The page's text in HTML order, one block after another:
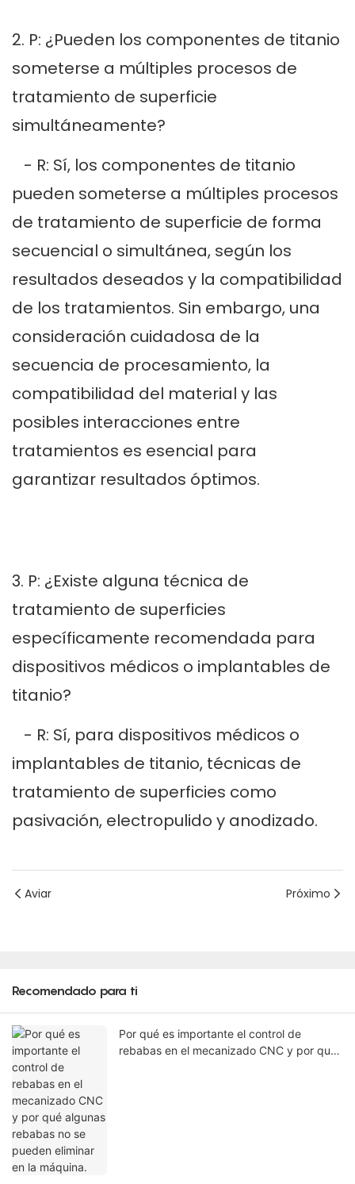
2. P: ¿Pueden los componentes de titanio
someterse a múltiples procesos de
tratamiento de superficie
simultáneamente?
- R: Sí, los componentes de titanio
pueden someterse a múltiples procesos
de tratamiento de superficie de forma
secuencial o simultánea, según los
resultados deseados y la compatibilidad
de los tratamientos. Sin embargo, una
consideración cuidadosa de la
secuencia de procesamiento, la
compatibilidad del material y las
posibles interacciones entre
tratamientos es esencial para
garantizar resultados óptimos.
3. P: ¿Existe alguna técnica de
tratamiento de superficies
específicamente recomendada para
dispositivos médicos o implantables de
titanio?
- R: Sí, para dispositivos médicos o
implantables de titanio, técnicas de
tratamiento de superficies como
pasivación, electropulido y anodizado.
Aviar Próximo
Recomendado para ti
Por qué es importante el control de
rebabas en el mecanizado CNC y por qué